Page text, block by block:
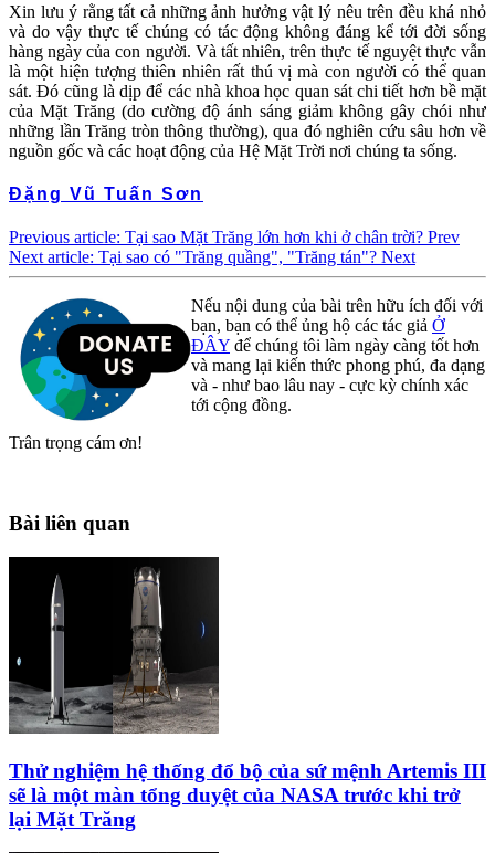
Xin lưu ý rằng tất cả những ảnh hưởng vật lý nêu trên đều khá nhỏ
và do vậy thực tế chúng có tác động không đáng kể tới đời sống
hàng ngày của con người. Và tất nhiên, trên thực tế nguyệt thực vẫn
là một hiện tượng thiên nhiên rất thú vị mà con người có thể quan
sát. Đó cũng là dịp để các nhà khoa học quan sát chi tiết hơn bề mặt
của Mặt Trăng (do cường độ ánh sáng giảm không gây chói như
những lần Trăng tròn thông thường), qua đó nghiên cứu sâu hơn về
nguồn gốc và các hoạt động của Hệ Mặt Trời nơi chúng ta sống.
Đặng Vũ Tuấn Sơn
Previous article: Tại sao Mặt Trăng lớn hơn khi ở chân trời? Prev
Next article: Tại sao có "Trăng quầng", "Trăng tán"? Next
Nếu nội dung của bài trên hữu ích đối với
bạn, bạn có thể ủng hộ các tác giả Ở
ĐÂY để chúng tôi làm ngày càng tốt hơn
và mang lại kiến thức phong phú, đa dạng
và - như bao lâu nay - cực kỳ chính xác
tới cộng đồng.
Trân trọng cám ơn!
Bài liên quan
Thử nghiệm hệ thống đổ bộ của sứ mệnh Artemis III
sẽ là một màn tổng duyệt của NASA trước khi trở
lại Mặt Trăng